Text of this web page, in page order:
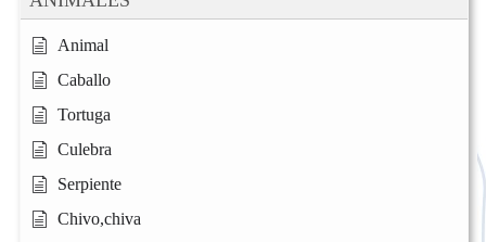
Animal
Caballo
Tortuga
Culebra
Serpiente
Chivo,chiva